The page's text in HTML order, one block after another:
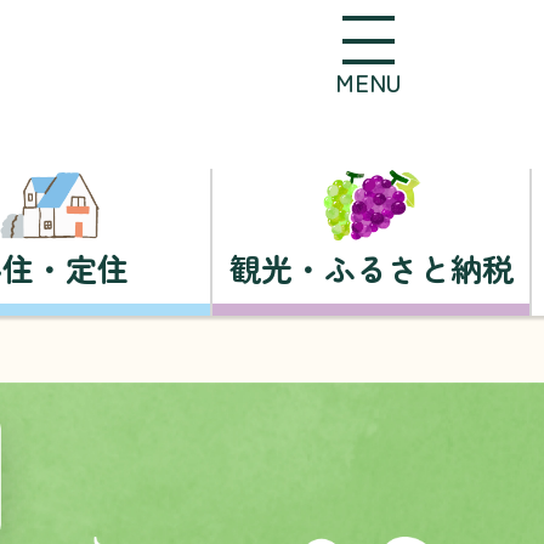
MENU
・定住 観光・ふるさと納税